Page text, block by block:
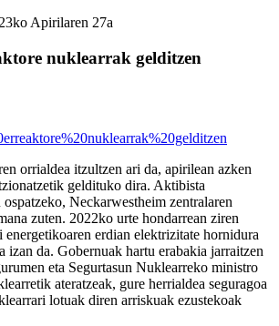
Apirilaren 27a
nuklearrak gelditzen
orrialdea itzultzen ari da, apirilean azken
geldituko dira. Aktibista
Neckarwestheim zentralaren
zuten. 2022ko urte hondarrean ziren
energetikoaren erdian elektrizitate hornidura
izan da. Gobernuak hartu erabakia jarraitzen
eta Segurtasun Nuklearreko ministro
ateratzeak, gure herrialdea seguragoa
lotuak diren arriskuak ezustekoak